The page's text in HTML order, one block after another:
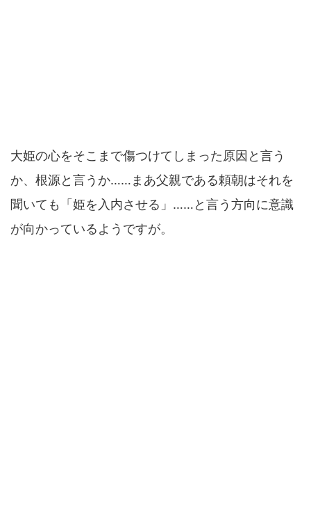
大姫の心をそこまで傷つけてしまった原因と言う
か、根源と言うか……まあ父親である頼朝はそれを
聞いても「姫を入内させる」……と言う方向に意識
が向かっているようですが。